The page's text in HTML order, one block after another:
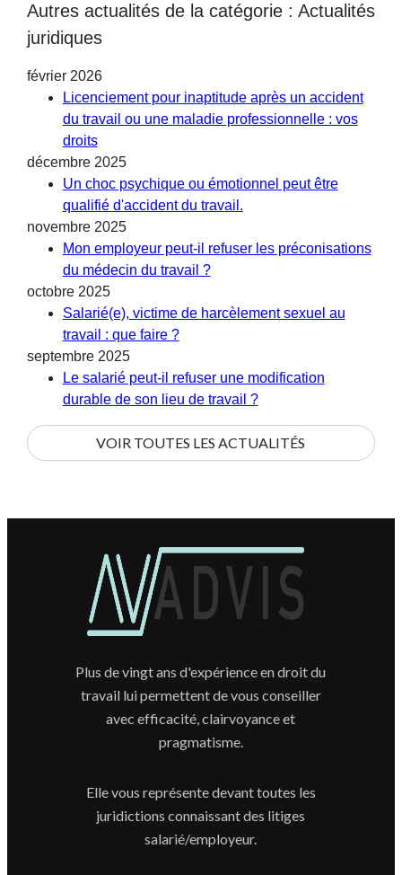
Autres actualités de la catégorie : Actualités
juridiques
février 2026
Licenciement pour inaptitude après un accident
du travail ou une maladie professionnelle : vos
droits
décembre 2025
Un choc psychique ou émotionnel peut être
qualifié d'accident du travail.
novembre 2025
Mon employeur peut-il refuser les préconisations
du médecin du travail ?
octobre 2025
Salarié(e), victime de harcèlement sexuel au
travail : que faire ?
septembre 2025
Le salarié peut-il refuser une modification
durable de son lieu de travail ?
VOIR TOUTES LES ACTUALITÉS
Plus de vingt ans d'expérience en droit du
travail lui permettent de vous conseiller
avec efficacité, clairvoyance et
pragmatisme.
Elle vous représente devant toutes les
juridictions connaissant des litiges
salarié/employeur.